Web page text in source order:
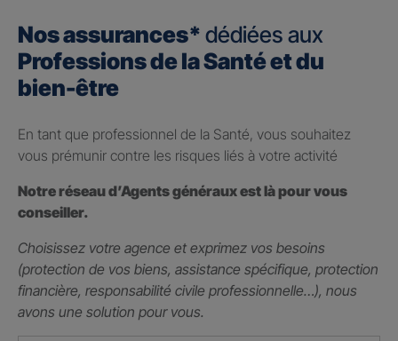
Nos assurances* dédiées aux
Professions de la Santé et du
bien-être
En tant que professionnel de la Santé, vous souhaitez
vous prémunir contre les risques liés à votre activité
Notre réseau d’Agents généraux est là pour vous
conseiller.
Choisissez votre agence et exprimez vos besoins
(protection de vos biens, assistance spécifique, protection
financière, responsabilité civile professionnelle…), nous
avons une solution pour vous.